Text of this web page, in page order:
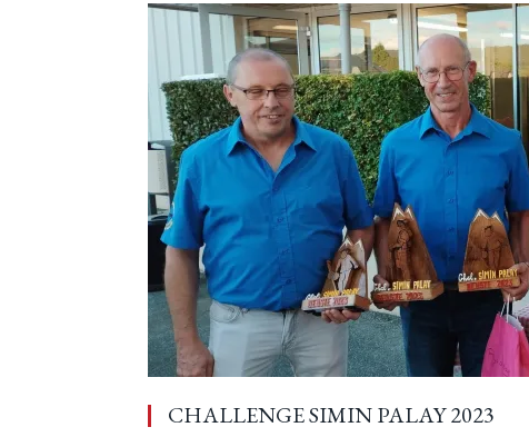
CHALLENGE SIMIN PALAY 2023